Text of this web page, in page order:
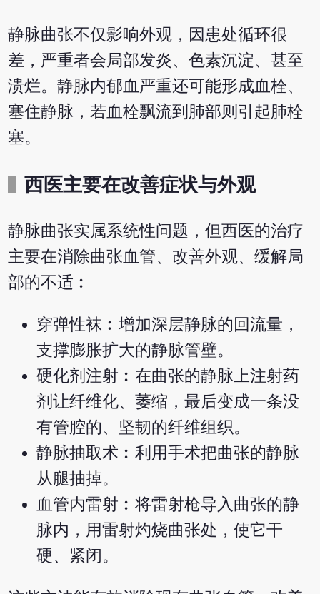
静脉曲张不仅影响外观，因患处循环很
差，严重者会局部发炎、色素沉淀、甚至
溃烂。静脉内郁血严重还可能形成血栓、
塞住静脉，若血栓飘流到肺部则引起肺栓
塞。
西医主要在改善症状与外观
静脉曲张实属系统性问题，但西医的治疗
主要在消除曲张血管、改善外观、缓解局
部的不适︰
穿弹性袜︰增加深层静脉的回流量，
支撑膨胀扩大的静脉管壁。
硬化剂注射︰在曲张的静脉上注射药
剂让纤维化、萎缩，最后变成一条没
有管腔的、坚韧的纤维组织。
静脉抽取术︰利用手术把曲张的静脉
从腿抽掉。
血管内雷射︰将雷射枪导入曲张的静
脉内，用雷射灼烧曲张处，使它干
硬、紧闭。